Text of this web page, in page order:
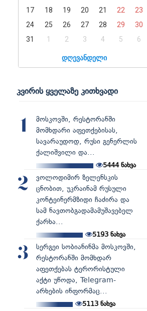
17
18 19 20 21 22
23
24
25 26 27 28 29
30
31
1 2 3 4 5 6
დღევანდელი
კვირის ყველაზე კითხვადი
1
მოსკოვში, რესტორანში
მომხდარი აფეთქებისას,
სავარაუდოდ, რუსი გენერლის
ქალიშვილი და...
5444ნახვა
2
ვოლოდიმირ ზელენსკის
ცნობით, უკრაინამ რუსული
კონტეინერმზიდი ჩაძირა და
სამ ნავთობგადამამუშავებელ
ქარხა...
5193 ნახვა
3
სერგეი სობიანინმა მოსკოვში,
რესტორანში მომხდარ
აფეთქებას ტერორისტული
აქტი უწოდა, Telegram-
არხების ინფორმაც...
5113ნახვა